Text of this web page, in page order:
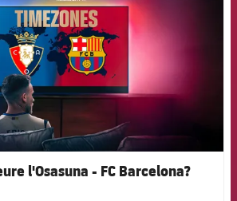
l'Osasuna - FC Barcelona?